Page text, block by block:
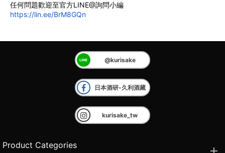
任何問題歡迎至官方LINE@詢問小編
https://lin.ee/BrM8GQn
@kurisake
日本酒研-久利酒藏
kurisake_tw
Product Categories